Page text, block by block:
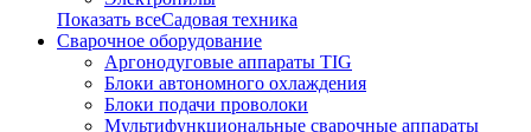
Показать всеСадовая техника
Сварочное оборудование
Аргонодуговые аппараты TIG
Блоки автономного охлаждения
Блоки подачи проволоки
Мультифункциональные сварочные аппараты